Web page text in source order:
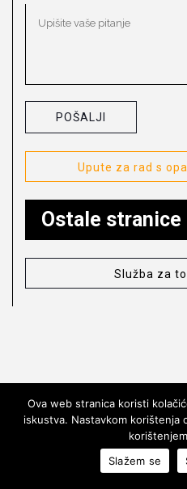
Upute za rad s
Ostale stranice
Služba za
© COPYRIGHT HRVATSKI
ZDRAVSTVO 1997 – 2020.
Ova web stranica koristi
iskustva. Nastavkom korištenja
Slažem se